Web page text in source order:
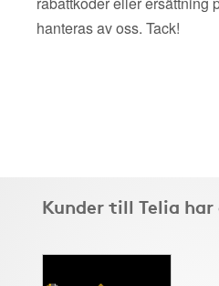
hanteras av oss. Tack!
Kunder till Telia